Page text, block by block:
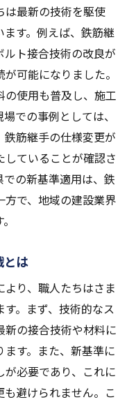
よる評価法
選定基準
の活用方法
現場を変える
技術力
の変革
の発展
その影響
の声
経済への貢献
る安全意識の変化
果
貢献する技術
今後の展望
る技術の位置づけ
信頼度の向上
は最新の技術を駆使
す。例えば、鉄筋継
ト接合技術の改良が
可能になりました。
の使用も普及し、施工
での事例としては、
筋継手の仕様変更が
ていることが確認さ
の新基準適用は、鉄
で、地域の建設業界
とは
り、職人たちはさま
。まず、技術的なス
新の接合技術や材料に
す。また、新基準に
必要であり、これに
避けられません。こ